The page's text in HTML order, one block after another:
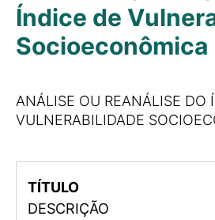
Índice de
Socioeconômica
ANÁLISE OU REANÁLISE DO
VULNERABILIDADE
TÍTULO
DESCRIÇÃO